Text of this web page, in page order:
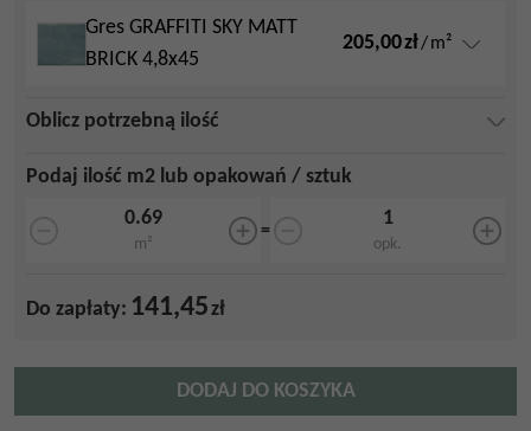
Gres GRAFFITI SKY MATT
BRICK 4,8x45
205,00zł/m²
Oblicz potrzebną ilość
Podaj ilość m2 lub opakowań / sztuk
m²
=
opk.
Do zapłaty: 141,45zł
DODAJ DO KOSZYKA